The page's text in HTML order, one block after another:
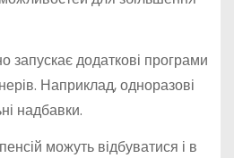
запускає додаткові програми
Наприклад, одноразові
надбавки.
можуть відбуватися і в